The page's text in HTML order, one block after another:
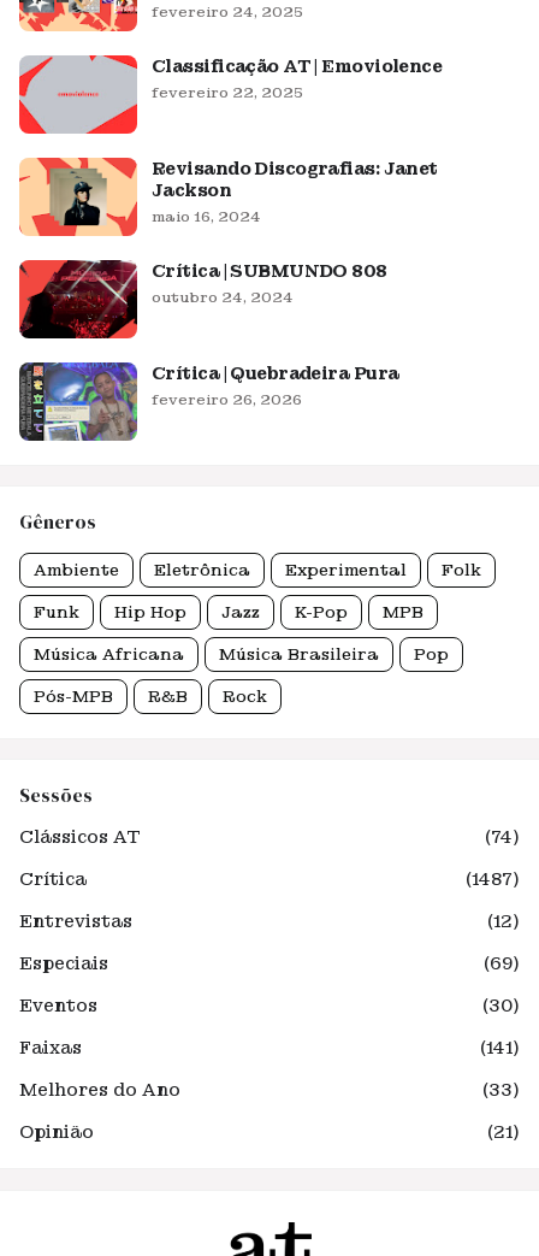
fevereiro 24, 2025
Classificação AT | Emoviolence
fevereiro 22, 2025
Revisando Discografias: Janet
Jackson
maio 16, 2024
Crítica | SUBMUNDO 808
outubro 24, 2024
Crítica | Quebradeira Pura
fevereiro 26, 2026
Gêneros
Ambiente Eletrônica Experimental Folk
Funk Hip Hop Jazz K-Pop MPB
Música Africana Música Brasileira Pop
Pós-MPB R&B Rock
Sessões
Clássicos AT
(74)
Crítica
(1487)
Entrevistas
(12)
Especiais
(69)
Eventos
(30)
Faixas
(141)
Melhores do Ano
(33)
Opinião
(21)